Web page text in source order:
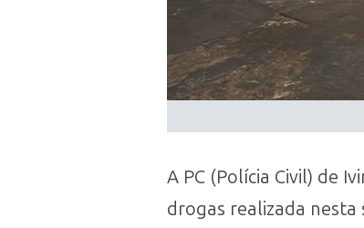
A PC (Polícia Civil) de
drogas realizada